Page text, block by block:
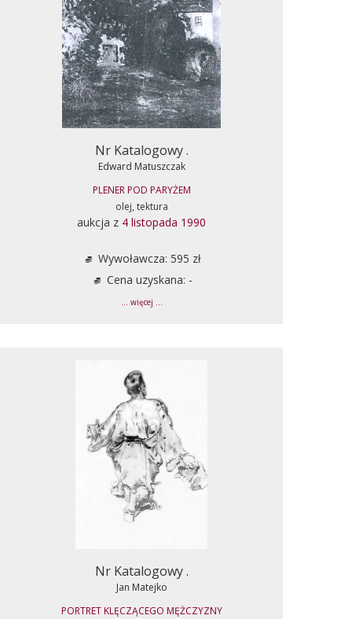
Nr Katalogowy .
Edward Matuszczak
PLENER POD PARYŻEM
olej, tektura
aukcja z 4 listopada 1990
Wywoławcza: 595 zł
Cena uzyskana: -
... więcej ...
Nr Katalogowy .
Jan Matejko
PORTRET KLĘCZĄCEGO MĘŻCZYZNY